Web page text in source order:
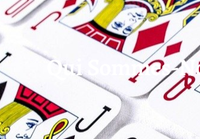
Qui Sommes-